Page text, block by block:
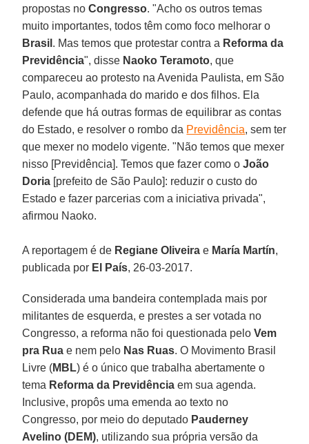
propostas noCongresso. "Acho os outros temas
muito importantes, todos têm como foco melhorar o
Brasil . Mas temos que protestar contra a Reforma da
Previdência", disse Naoko Teramoto, que
compareceu ao protesto na Avenida Paulista, em São
Paulo, acompanhada do marido e dos filhos. Ela
defende que há outras formas de equilibrar as contas
do Estado, e resolver o rombo da Previdência, sem ter
que mexer no modelo vigente. "Não temos que mexer
nisso [Previdência]. Temos que fazer como oJoão
Doria [prefeito de São Paulo]: reduzir o custo do
Estado e fazer parcerias com a iniciativa privada",
afirmou Naoko.
A reportagem é de Regiane Oliveira e María Martín,
publicada por El País, 26-03-2017.
Considerada uma bandeira contemplada mais por
militantes de esquerda, e prestes a ser votada no
Congresso, a reforma não foi questionada peloVem
pra Rua e nem pelo Nas Ruas. O Movimento Brasil
Livre (MBL) é o único que trabalha abertamente o
tema Reforma da Previdência em sua agenda.
Inclusive, propôs uma emenda ao texto no
Congresso, por meio do deputado Pauderney
Avelino (DEM), utilizando sua própria versão da